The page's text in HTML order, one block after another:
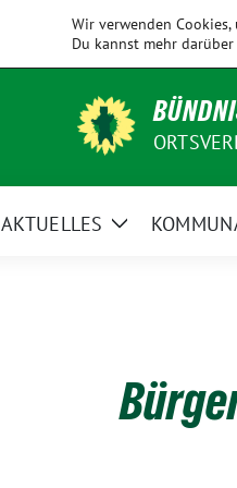
Allershausen
AKTUELLES
Zeige
Wir verwenden
Du kannst mehr